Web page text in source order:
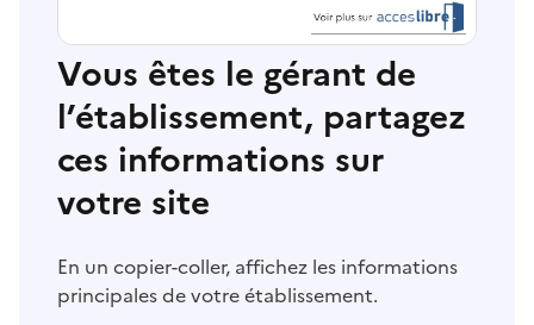
Vous êtes le gérant de
l’établissement, partagez
ces informations sur
votre site
En un copier-coller, affichez les informations
principales de votre établissement.